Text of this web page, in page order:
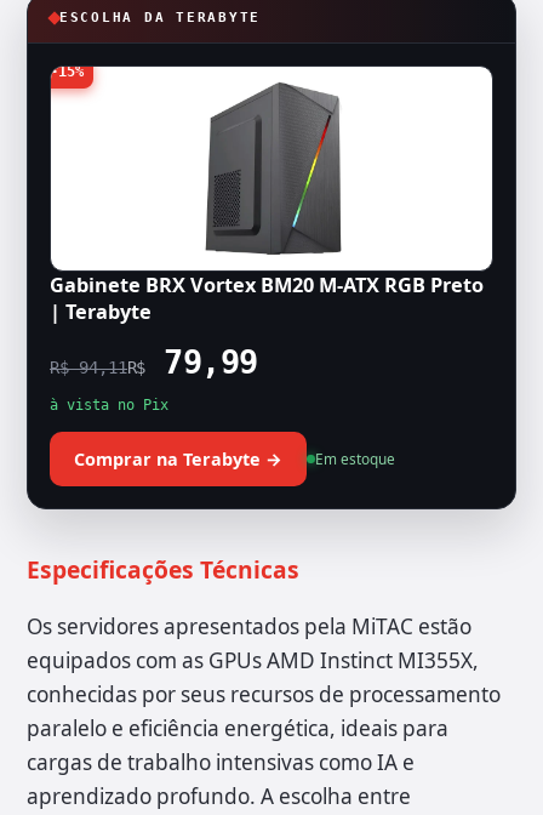
ESCOLHA DA TERABYTE
-15%
Gabinete BRX Vortex BM20 M-ATX RGB Preto
| Terabyte
R$ 94,11R$79,99
à vista no Pix
Comprar na Terabyte → Em estoque
Especificações Técnicas
Os servidores apresentados pela MiTAC estão
equipados com as GPUs AMD Instinct MI355X,
conhecidas por seus recursos de processamento
paralelo e eficiência energética, ideais para
cargas de trabalho intensivas como IA e
aprendizado profundo. A escolha entre